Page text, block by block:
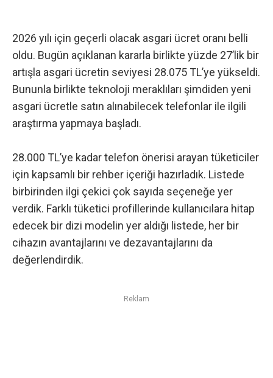
2026 yılı için geçerli olacak asgari ücret oranı belli
oldu. Bugün açıklanan kararla birlikte yüzde 27’lik bir
artışla asgari ücretin seviyesi 28.075 TL’ye yükseldi.
Bununla birlikte teknoloji meraklıları şimdiden yeni
asgari ücretle satın alınabilecek telefonlar ile ilgili
araştırma yapmaya başladı.
28.000 TL’ye kadar telefon önerisi arayan tüketiciler
için kapsamlı bir rehber içeriği hazırladık. Listede
birbirinden ilgi çekici çok sayıda seçeneğe yer
verdik. Farklı tüketici profillerinde kullanıcılara hitap
edecek bir dizi modelin yer aldığı listede, her bir
cihazın avantajlarını ve dezavantajlarını da
değerlendirdik.
Reklam